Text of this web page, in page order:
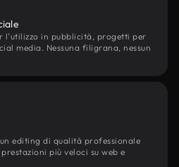
l'utilizzo in pubblicità, progetti per
media. Nessuna filigrana, nessun
editing di qualità professionale
più veloci su web e